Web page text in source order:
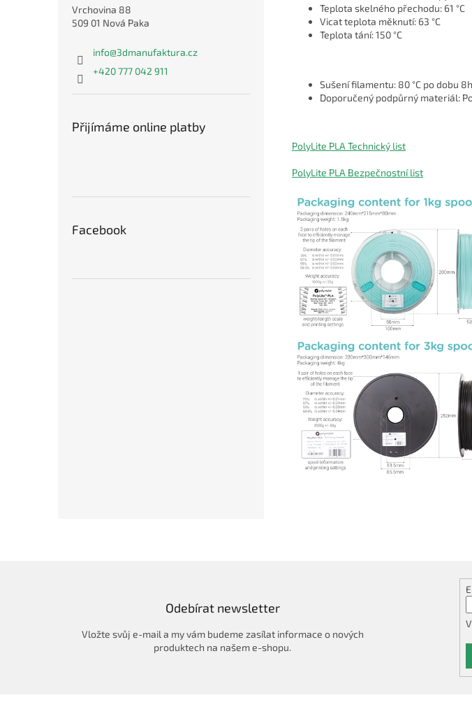
Vrchovina 88
509 01 Nová Paka
info@3dmanufaktura.cz
+420 777 042 911
Přijímáme online platby
Facebook
Teplota skelného přechodu: 61 °C
Vicat teplota měknutí: 63 °C
Teplota tání: 150 °C
Sušení filamentu: 80 °C po dobu 8h
Doporučený podpůrný materiál:
PolyLite PLA Technický list
PolyLite PLA Bezpečnostní list
Odebírat newsletter
Vložte svůj e-mail a my vám budeme zasílat informace o nových
produktech na našem e-shopu.